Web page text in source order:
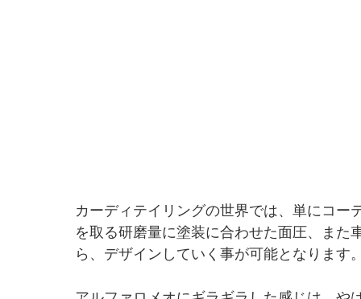
カーディテイリングの世界では、単にコ
を取る研磨量に塗装に合わせた面圧、ま
ら、デザインしていく事が可能となります